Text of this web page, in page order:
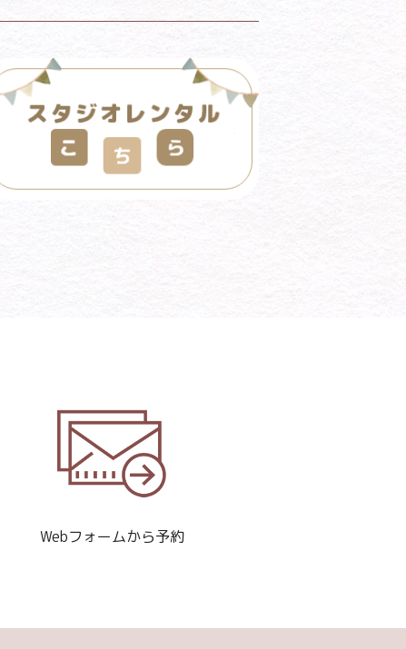
Webフォームから予約